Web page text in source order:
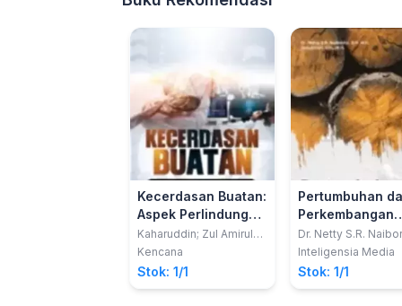
Kecerdasan Buatan:
Aspek Perlindungan
Hukum Di Era
Digitalisasi
Kaharuddin; Zul Amirul
Haq
Kencana
Stok: 1/1
Pertumbuhan
Perkembangan
Sistem Hukum
Lingkungan di
Indonesia
Dr. Netty S.R.
S.H., M.H.; Josua
S.H., M.H.
Inteligensia Media
Stok: 1/1